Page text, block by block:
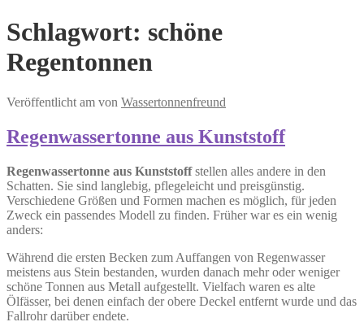
Schlagwort: schöne
Regentonnen
Veröffentlicht am von Wassertonnenfreund
Regenwassertonne aus Kunststoff
Regenwassertonne aus Kunststoffstellen alles andere in den
Schatten. Sie sind langlebig, pflegeleicht und preisgünstig.
Verschiedene Größen und Formen machen es möglich, für jeden
Zweck ein passendes Modell zu finden. Früher war es ein wenig
anders:
Während die ersten Becken zum Auffangen von Regenwasser
meistens aus Stein bestanden, wurden danach mehr oder weniger
schöne Tonnen aus Metall aufgestellt. Vielfach waren es alte
Ölfässer, bei denen einfach der obere Deckel entfernt wurde und das
Fallrohr darüber endete.